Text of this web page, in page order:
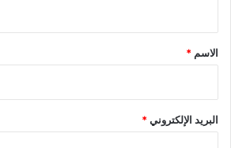
*
الاسم *
البريد الإلكتروني*